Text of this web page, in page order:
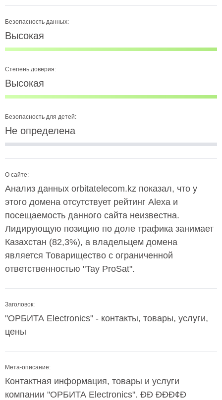
Безопасность данных:
Высокая
Степень доверия:
Высокая
Безопасность для детей:
Не определена
О сайте:
Анализ данных orbitatelecom.kz показал, что у
этого домена отсутствует рейтинг Alexa и
посещаемость данного сайта неизвестна.
Лидирующую позицию по доле трафика занимает
Казахстан (82,3%), а владельцем домена
является Товарищество с ограниченной
ответственностью "Tay ProSat".
Заголовок:
"ОРБИТА Electronics" - контакты, товары, услуги,
цены
Мета-описание:
Контактная информация, товары и услуги
компании "ОРБИТА Electronics". ÐÐ ÐÐÐ¢Ð